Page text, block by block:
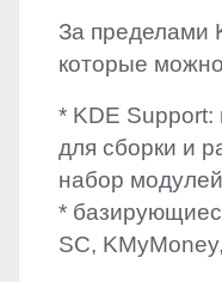
За пределами
которые
* KDE Support:
для сборки и
набор
*
SC,